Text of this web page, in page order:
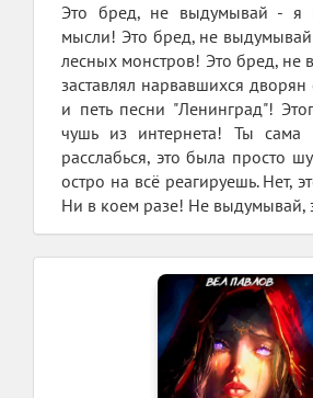
Это бред, не выдумывай - я
мысли! Это бред, не
лесных монстров! Это бред, не
заставлял нарвавшихся дворян
и петь песни "Ленинград"!
чушь из интернета! Ты сама
расслабься, это была просто
остро на всё реагируешь. Нет,
Ни в коем разе! Не выдумывай,